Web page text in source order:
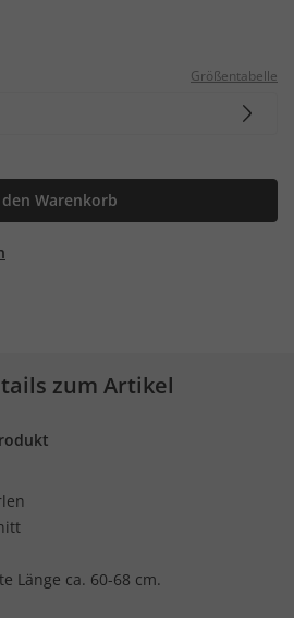
Größentabelle
Warenkorb
zum Artikel
Länge ca. 60-68 cm.